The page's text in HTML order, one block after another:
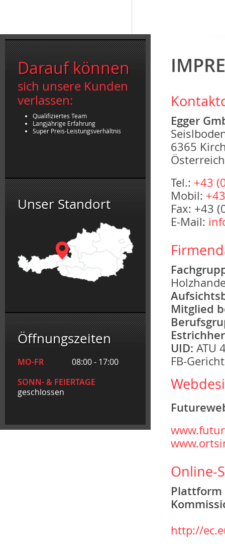
Darauf können
sich unsere Kunden
verlassen:
Qualifiziertes Team
Langjährige Erfahrung
Super Preis-Leistungsverhältnis
Unser Standort
Öffnungszeiten
MO-FR 08:00 - 17:00
SONN- & FEIERTAGE
geschlossen
Egger
6365
Österreich
Tel.: +43
Mobil:
Fax: +43
E-Mail:
Mitglied
UID: ATU
FB-
Online-
Plattform
http://